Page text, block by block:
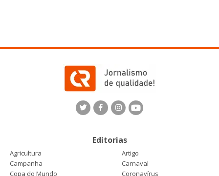
Editorias
Agricultura
Artigo
Campanha
Carnaval
Copa do Mundo
Coronavírus